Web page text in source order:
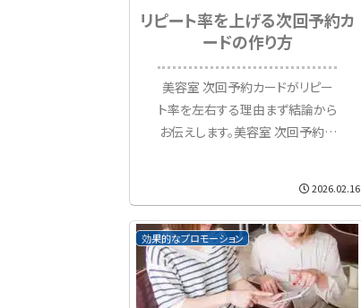
リピート率を上げる次回予約カ
ードの作り方
美容室 次回予約カードがリピー
ト率を左右する理由まず結論から
お伝えします。美容室 次回予約カ
多くのサロンがInstagram運用
やWEB広告、ポータルサイト掲載
などに力を入れていま...
2026.02.16
効果的なプロモーション